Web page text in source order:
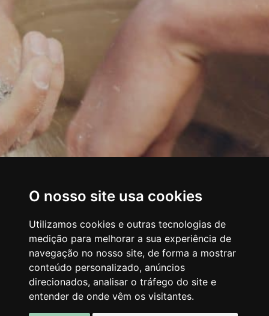
O nosso site usa cookies
Utilizamos cookies e outras tecnologias de
medição para melhorar a sua experiência de
navegação no nosso site, de forma a mostrar
conteúdo personalizado, anúncios
direcionados, analisar o tráfego do site e
entender de onde vêm os visitantes.